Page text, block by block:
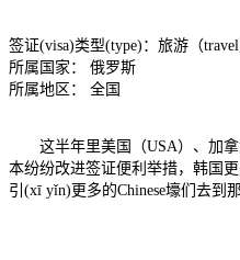
签证(visa)类型(type)：旅游（
所属国家： 俄罗斯
所属地区： 全国
这半年里美国（USA）、加拿
本纷纷改进签证便利举措，韩国
引(xī yǐn)更多的Chinese壕们去到